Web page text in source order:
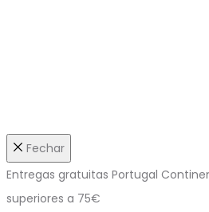
Fechar
Entregas gratuitas Portugal
superiores a 75€